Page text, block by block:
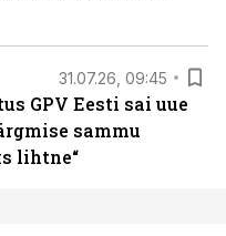
31.07.26, 09:45
GPV Eesti sai uue
sammu
lihtne“